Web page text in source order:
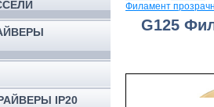
IP20
Филамент
G125